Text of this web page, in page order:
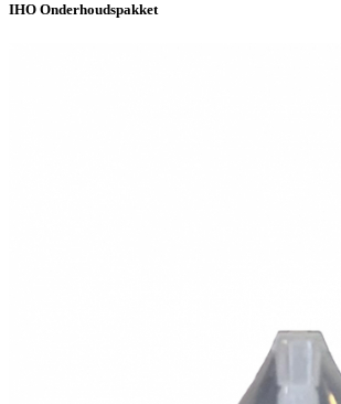
IHO Onderhoudspakket